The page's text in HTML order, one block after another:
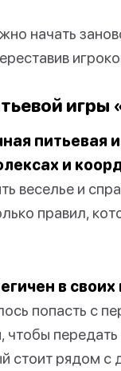
начать
игры
питьевая
и
веселье и
правил,
в
попасть с
передать
стоит рядом с